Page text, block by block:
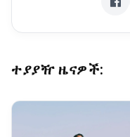
ተያያዥ ዜናዎች: